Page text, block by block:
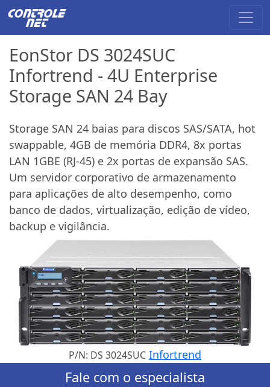
EonStor DS 3024SUC
Infortrend - 4U Enterprise
Storage SAN 24 Bay
Storage SAN 24 baias para discos SAS/SATA, hot
swappable, 4GB de memória DDR4, 8x portas
LAN 1GBE (RJ-45) e 2x portas de expansão SAS.
Um servidor corporativo de armazenamento
para aplicações de alto desempenho, como
banco de dados, virtualização, edição de vídeo,
backup e vigilância.
P/N: DS 3024SUC Infortrend
Fale com o especialista